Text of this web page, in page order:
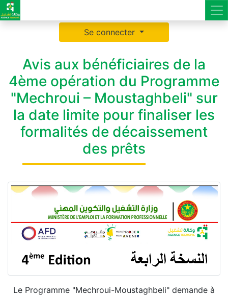
Se connecter
Avis aux bénéficiaires de la
4ème opération du Programme
"Mechroui – Moustaghbeli" sur
la date limite pour finaliser les
formalités de décaissement
des prêts
Le Programme "Mechroui-Moustaghbeli" demande à